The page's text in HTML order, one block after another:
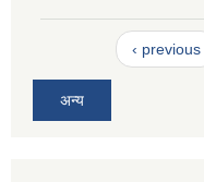
‹ previous
अन्य